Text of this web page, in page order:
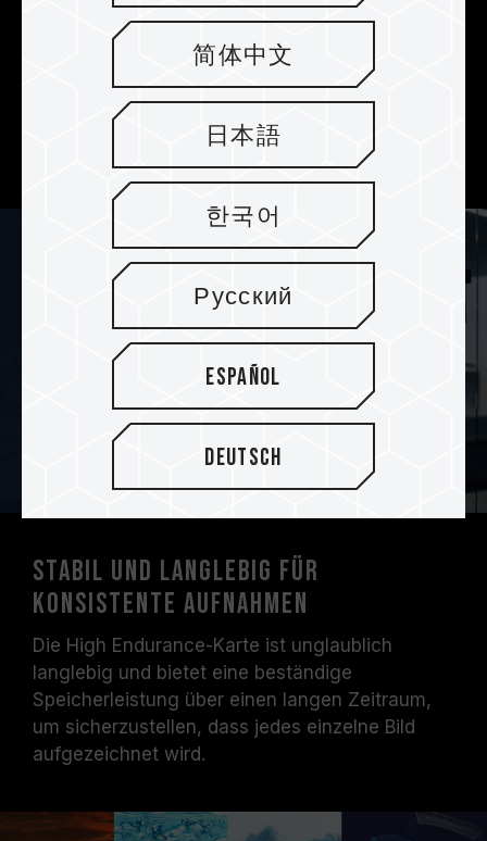
Speicherkapazität von bis zu 256 GB,bietet
40000 Stunden an ultralangen
und wird mit einer
beschränkten 2-Jahres-Garantie geliefert, um
sicherzustellen, dass jeder kritische Moment
sicher gespeichert ist.
Stabil und langlebig für
konsistente Aufnahmen
Die High Endurance-Karte ist unglaublich
langlebig und bietet eine beständige
Speicherleistung über einen langen Zeitraum,
um sicherzustellen, dass jedes einzelne Bild
aufgezeichnet wird.
简体中文
日本語
한국어
Русский
Español
Deutsch